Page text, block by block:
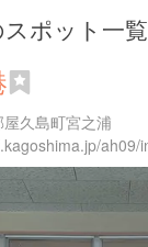
ポット一覧
久島町宮之浦